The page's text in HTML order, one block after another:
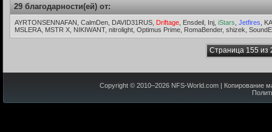
29 благодарности(ей) от:
AYRTONSENNAFAN, CalmDen, DAVID31RUS, Driftage , Ensdeil, Inj, iStars Jetfires ,
MSLERA, MSTR X, NIKIWANT, nitrolight, Optimus Prime, RomaBender, shizek,
Страница 155 из
Copyright © 2010–2026 NFS-World.com | Копирование